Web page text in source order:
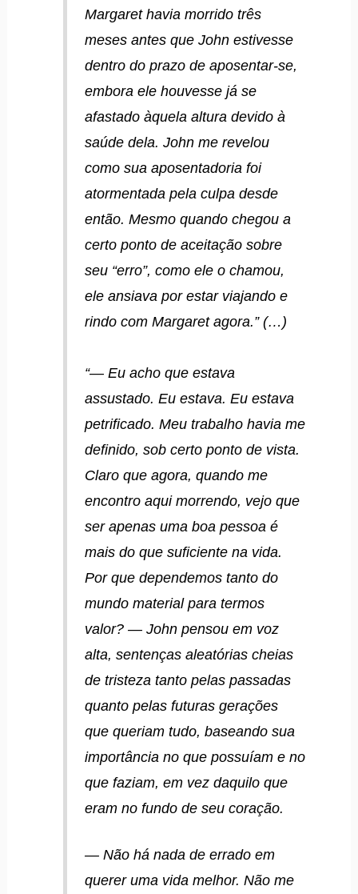
Margaret havia morrido três
meses antes que John estivesse
dentro do prazo de aposentar-se,
embora ele houvesse já se
afastado àquela altura devido à
saúde dela. John me revelou
como sua aposentadoria foi
atormentada pela culpa desde
então. Mesmo quando chegou a
certo ponto de aceitação sobre
seu “erro”, como ele o chamou,
ele ansiava por estar viajando e
rindo com Margaret agora.” (…)
“— Eu acho que estava
assustado. Eu estava. Eu estava
petrificado. Meu trabalho havia me
definido, sob certo ponto de vista.
Claro que agora, quando me
encontro aqui morrendo, vejo que
ser apenas uma boa pessoa é
mais do que suficiente na vida.
Por que dependemos tanto do
mundo material para termos
valor? — John pensou em voz
alta, sentenças aleatórias cheias
de tristeza tanto pelas passadas
quanto pelas futuras gerações
que queriam tudo, baseando sua
importância no que possuíam e no
que faziam, em vez daquilo que
eram no fundo de seu coração.
— Não há nada de errado em
querer uma vida melhor. Não me